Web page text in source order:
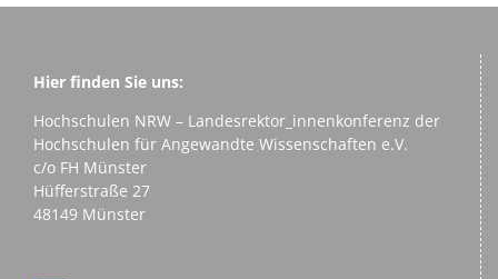
Hier finden Sie uns:
Hochschulen NRW – Landesrektor_innenkonferenz der
Hochschulen für Angewandte Wissenschaften e.V.
c/o FH Münster
Hüfferstraße 27
48149 Münster